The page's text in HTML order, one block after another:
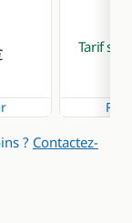
Tarif sur
? Contactez-